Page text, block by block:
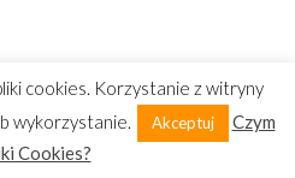
cookies. Korzystanie z witryny
wykorzystanie.
Akceptuj
Czym
Cookies?